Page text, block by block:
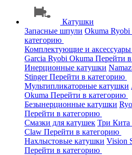
Катушки
Запасные шпули Okuma Ryobi
категорию
Комплектующие и аксессуары
Garcia Ryobi Okuma Перейти
Инерционные катушки
StingerПерейти в категорию
Мультипликаторные катушки
Okuma Перейти в категорию
Безынерционные катушки
Перейти в категорию
Смазки для катушек Три Кита
Claw Перейти в категорию
Нахлыстовые катушки Vision
Перейти в категорию